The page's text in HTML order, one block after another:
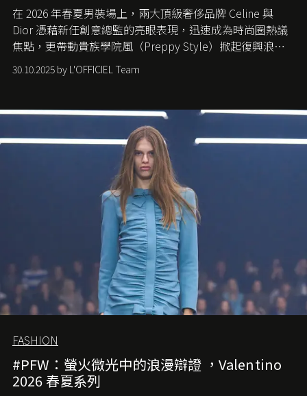
在 2026 年春夏男裝場上，兩大頂級奢侈品牌 Celine 與
Dior 憑藉新任創意總監的亮眼表現，迅速成為時尚圈熱議
焦點，更帶動貴族學院風（Preppy Style）掀起復興浪
潮，讓這股經典風格再度回到大眾視線。
30.10.2025 by L'OFFICIEL Team
FASHION
#PFW：螢火微光中的浪漫辯證 ，Valentino
2026 春夏系列